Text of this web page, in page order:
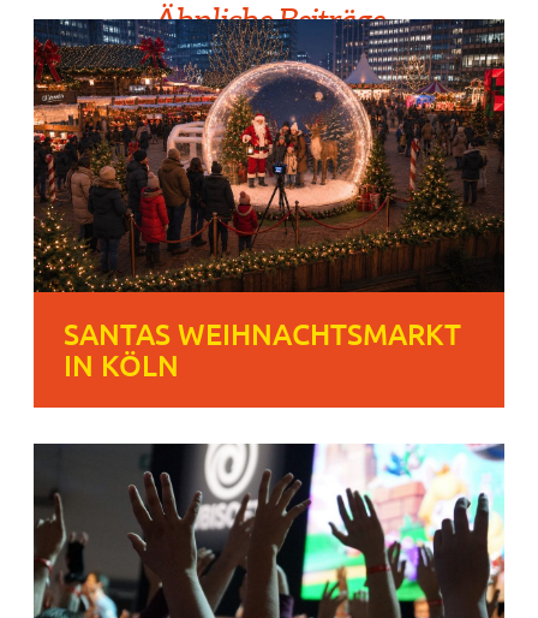
Ähnliche Beiträge
SANTAS WEIHNACHTSMARKT
IN KÖLN